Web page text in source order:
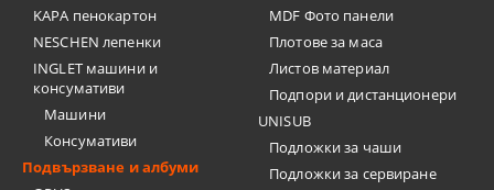
KAPA пенокартон
NESCHEN лепенки
INGLET машини и
консумативи
Машини
Консумативи
Подвързване и албуми
MDF Фото панели
Плотове за маса
Листов материал
Подпори и дистанционери
UNISUB
Подложки за чаши
Подложки за сервиране